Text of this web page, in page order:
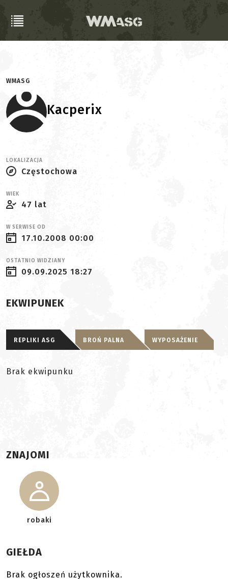
WMASG
Kacperix
LOKALIZACJA
Częstochowa
WIEK
47 lat
W SERWISE OD
17.10.2008 00:00
OSTATNIO WIDZIANY
09.09.2025 18:27
EKWIPUNEK
REPLIKI ASG BROŃ PALNA WYPOSAŻENIE
Brak ekwipunku
ZNAJOMI
robaki
GIEŁDA
Brak ogłoszeń użytkownika.